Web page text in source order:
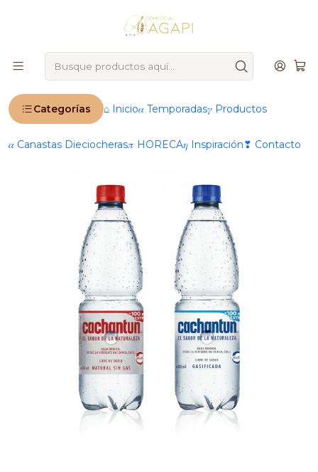
Categorías ⌂ Inicio𝛼 Temporadas𝛾 Productos
𝛼 Canastas Dieciocheras𝜋 HORECA𝜂 Inspiración❣ Contacto
IMPORTANTE: Ahora operamos 100 % online 🚨
Inicio Productos 📆 Temporadas
Verano
Agua Mineral Cachantun 600ml (Con/Sin Gas)